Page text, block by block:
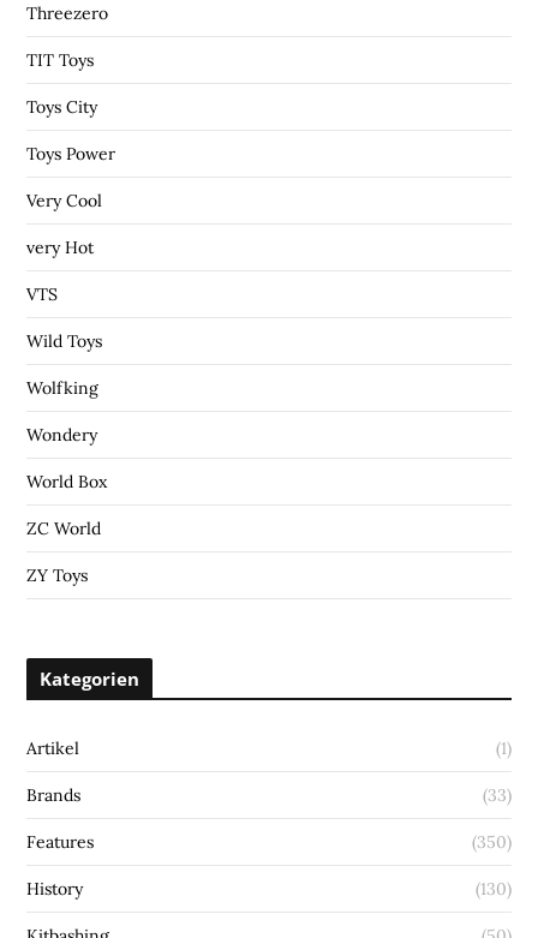
Threezero
TIT Toys
Toys City
Toys Power
Very Cool
very Hot
VTS
Wild Toys
Wolfking
Wondery
World Box
ZC World
ZY Toys
Kategorien
Artikel (1)
Brands (33)
Features (350)
History (130)